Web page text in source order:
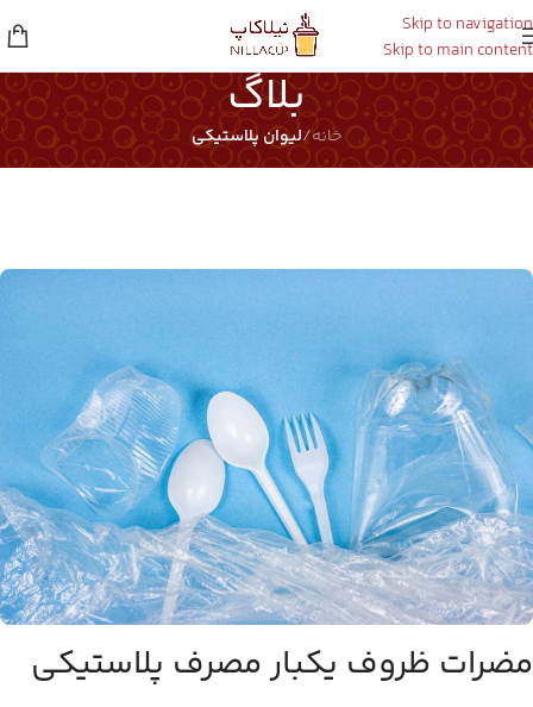
Skip to navigation
Skip to main content
بلاگ
خانه/لیوان پلاستیکی
مضرات ظروف یکبار مصرف پلاستیکی